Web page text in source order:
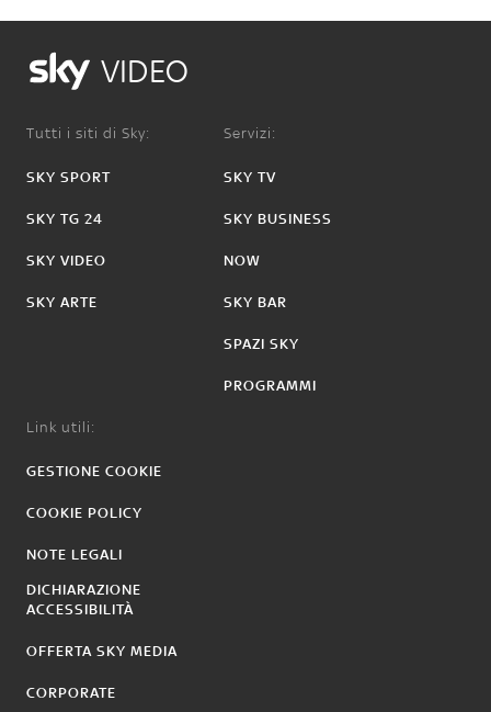
VIDEO
Tutti i siti di Sky:
SKY SPORT
SKY TG 24
SKY VIDEO
SKY ARTE
Servizi:
SKY TV
SKY BUSINESS
NOW
SKY BAR
SPAZI SKY
PROGRAMMI
Link utili:
GESTIONE COOKIE
COOKIE POLICY
NOTE LEGALI
DICHIARAZIONE
ACCESSIBILITÀ
OFFERTA SKY MEDIA
CORPORATE